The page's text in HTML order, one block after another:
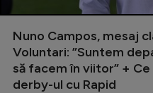
Nuno Campos, mesaj
Voluntari: ”Suntem
să facem în viitor” +
derby-ul cu Rapid